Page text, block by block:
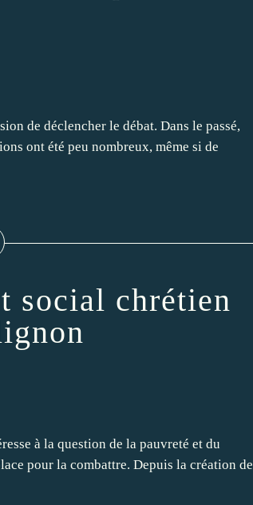
de déclencher le débat. Dans le passé,
ont été peu nombreux, même si de
social chrétien
à la question de la pauvreté et du
pour la combattre. Depuis la création de